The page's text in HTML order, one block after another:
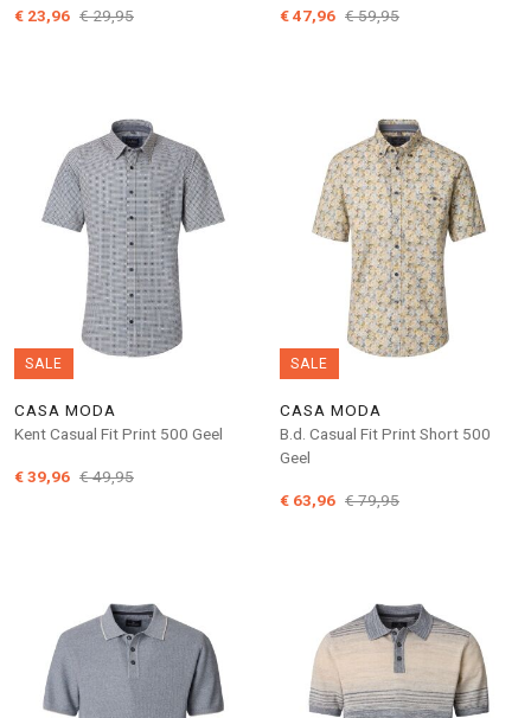
€ 29,95
€ 23,96 € 59,95
€ 47,96
SALE
CASA MODA
Kent Casual Fit Print 500 Geel
€ 49,95
€ 39,96
SALE
CASA MODA
B.d. Casual Fit Print Short 500
Geel
€ 79,95
€ 63,96